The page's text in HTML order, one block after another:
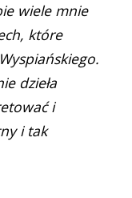
wiele mnie
które
dzieła
i
i tak